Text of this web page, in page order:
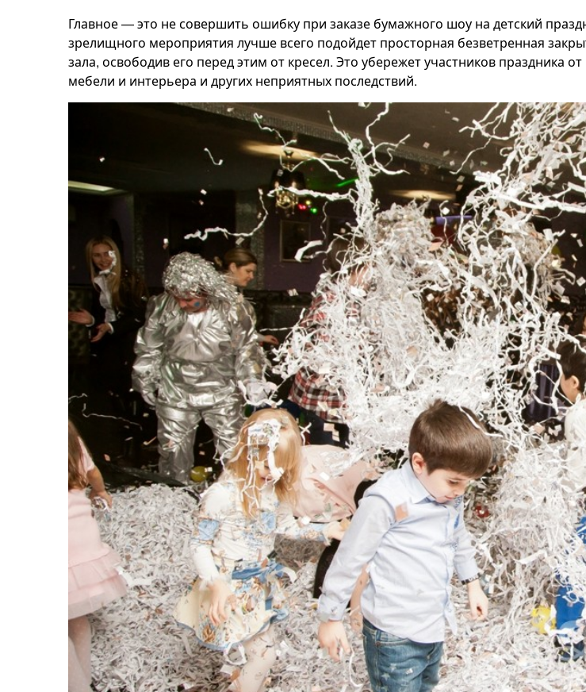
Главное — это не совершить ошибку при заказе бумажного шоу на детский
зрелищного мероприятия лучше всего подойдет просторная безветренная
зала, освободив его перед этим от кресел. Это убережет участников праздника
мебели и интерьера и других неприятных последствий.